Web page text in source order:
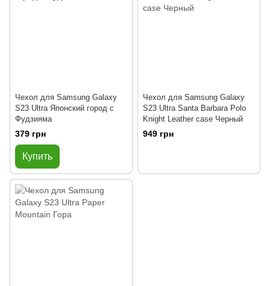
Чехол для Samsung Galaxy
S23 Ultra Японский город с
Фудзияма
379 грн
Купить
Чехол для Samsung Galaxy
S23 Ultra Santa Barbara Polo
Knight Leather case Черный
949 грн